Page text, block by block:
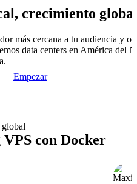
crecimiento global
más cercana a tu audiencia y
data centers en América del
Empezar
con Docker